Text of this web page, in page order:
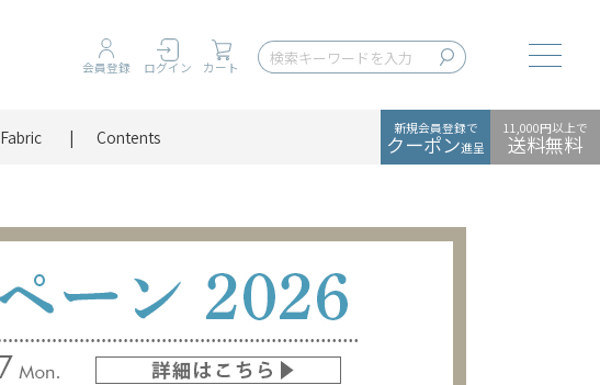
会員登録 ログイン カート
Fabric Contents 新規会員登録で
クーポン進呈
11,000円以上で
送料無料